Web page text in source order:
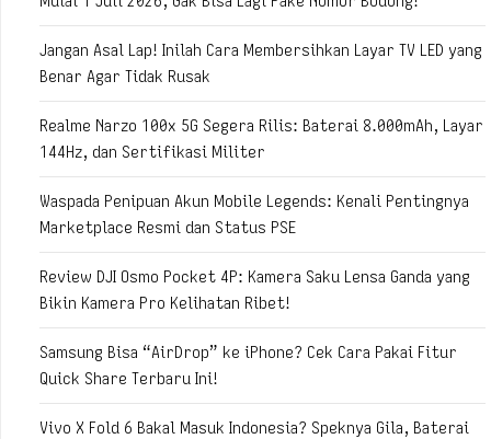
Jangan Asal Lap! Inilah Cara Membersihkan Layar TV LED yang
Benar Agar Tidak Rusak
Realme Narzo 100x 5G Segera Rilis: Baterai 8.000mAh, Layar
144Hz, dan Sertifikasi Militer
Waspada Penipuan Akun Mobile Legends: Kenali Pentingnya
Marketplace Resmi dan Status PSE
Review DJI Osmo Pocket 4P: Kamera Saku Lensa Ganda yang
Bikin Kamera Pro Kelihatan Ribet!
Samsung Bisa “AirDrop” ke iPhone? Cek Cara Pakai Fitur
Quick Share Terbaru Ini!
Vivo X Fold 6 Bakal Masuk Indonesia? Speknya Gila, Baterai